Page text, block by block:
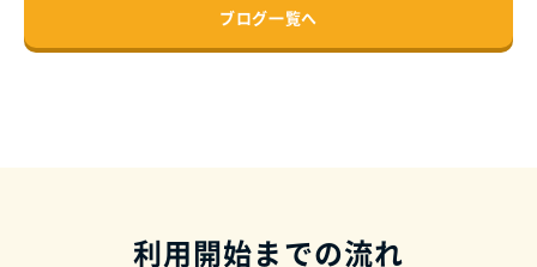
ブログ一覧へ
利用開始までの流れ